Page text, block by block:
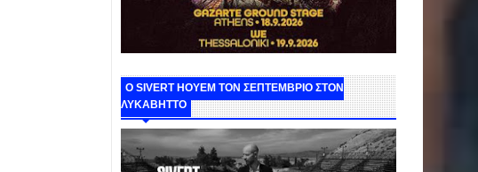
Ο SIVERT HOYEM ΤΟΝ ΣΕΠΤΕΜΒΡΙΟ ΣΤΟΝ
ΛΥΚΑΒΗΤΤΟ